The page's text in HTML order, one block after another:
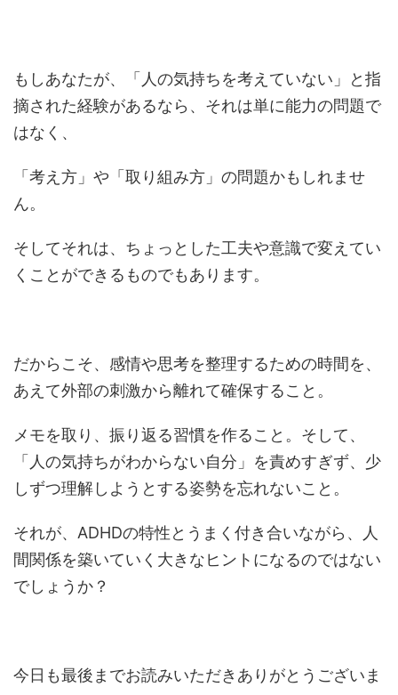
もしあなたが、「人の気持ちを考えていない」と指
摘された経験があるなら、それは単に能力の問題で
はなく、
「考え方」や「取り組み方」の問題かもしれませ
ん。
そしてそれは、ちょっとした工夫や意識で変えてい
くことができるものでもあります。
だからこそ、感情や思考を整理するための時間を、
あえて外部の刺激から離れて確保すること。
メモを取り、振り返る習慣を作ること。そして、
「人の気持ちがわからない自分」を責めすぎず、少
しずつ理解しようとする姿勢を忘れないこと。
それが、ADHDの特性とうまく付き合いながら、人
間関係を築いていく大きなヒントになるのではない
でしょうか？
今日も最後までお読みいただきありがとうございま